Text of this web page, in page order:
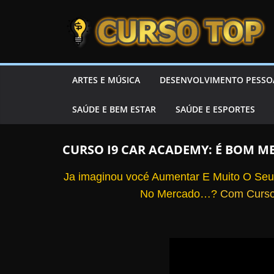
CURSOTOP
l
o
ARTES E MÚSICA DESENVOLVIMENTO
SAÚDE E BEM ESTAR SAÚDE E ESPORTES
CURSO I9 CAR ACADEMY: É BOM
Ja imaginou vocé Aumentar E Muito O
No Mercado…? Com